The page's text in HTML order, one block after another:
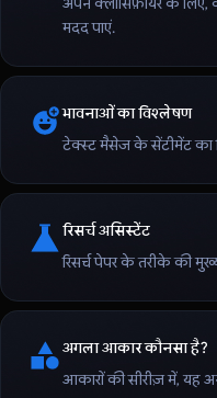
मदद पाएं.
भावनाओं का विश्लेषण
टेक्स्ट मैसेज के सेंटीमेंट का
रिसर्च असिस्टेंट
रिसर्च पेपर के तरीके की
अगला आकार कौनसा है?
आकारों की सीरीज़ में, यह